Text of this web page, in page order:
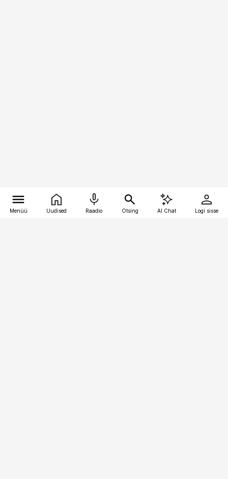
Menüü Uudised Raadio Otsing AI Chat Logi sisse